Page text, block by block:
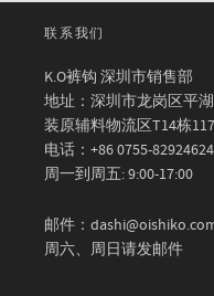
联系我们
K.O裤钩 深圳市销售部
地址：深圳市龙岗区平
装原辅料物流区T14栋
电话：+86 0755-82924624
周一到周五: 9:00-17:00
邮件：
周六、周日请发邮件